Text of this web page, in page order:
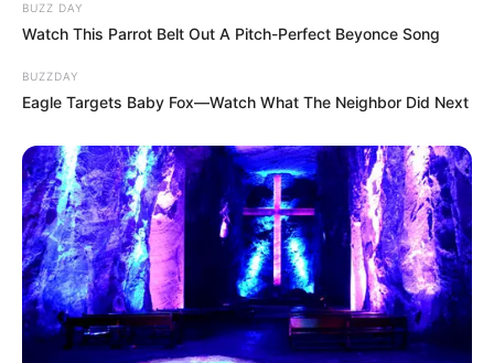
BUZZ DAY
Watch This Parrot Belt Out A Pitch-Perfect Beyonce Song
BUZZDAY
Eagle Targets Baby Fox—Watch What The Neighbor Did Next